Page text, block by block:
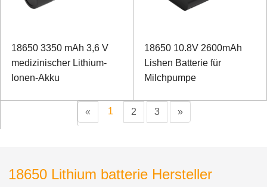
18650 3350 mAh 3,6 V
medizinischer Lithium-
Ionen-Akku
18650 10.8V 2600mAh
Lishen Batterie für
Milchpumpe
« 1 2 3 »
18650 Lithium batterie Hersteller